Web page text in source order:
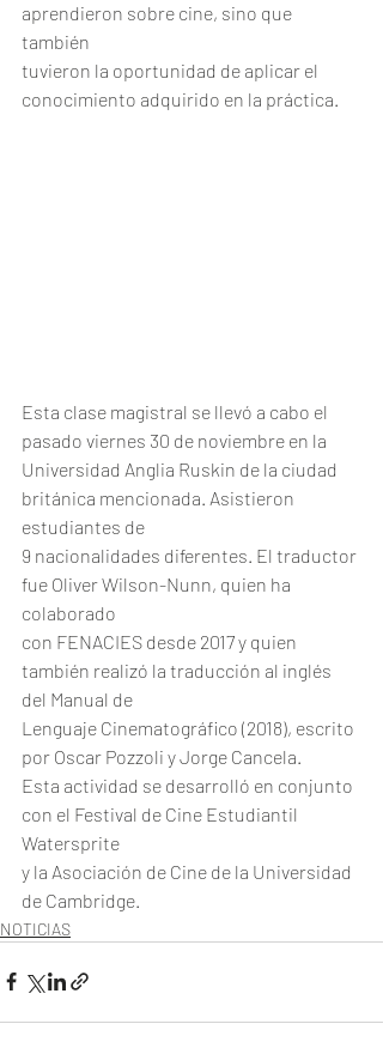
aprendieron sobre cine, sino que
también
tuvieron la oportunidad de aplicar el
conocimiento adquirido en la práctica.
Esta clase magistral se llevó a cabo el
pasado viernes 30 de noviembre en la
Universidad Anglia Ruskin de la ciudad
británica mencionada. Asistieron
estudiantes de
9 nacionalidades diferentes. El traductor
fue Oliver Wilson-Nunn, quien ha
colaborado
con FENACIES desde 2017 y quien
también realizó la traducción al inglés
del Manual de
Lenguaje Cinematográfico (2018), escrito
por Oscar Pozzoli y Jorge Cancela.
Esta actividad se desarrolló en conjunto
con el Festival de Cine Estudiantil
Watersprite
y la Asociación de Cine de la Universidad
de Cambridge.
NOTICIAS